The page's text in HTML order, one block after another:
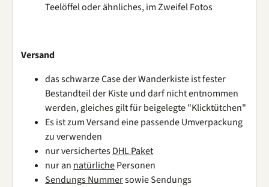
Teelöffel oder ähnliches, im Zweifel Fotos
Versand
das schwarze Case der Wanderkiste ist fester
Bestandteil der Kiste und darf nicht entnommen
werden, gleiches gilt für beigelegte "Klicktütchen"
Es ist zum Versand eine passende Umverpackung
zu verwenden
nur versichertesDHL Paket
nur an natürlichePersonen
Sendungs Nummersowie Sendungs